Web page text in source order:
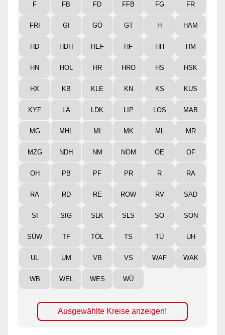
F FB FD FFB FG FR
FRI GI GÖ GT H HAM
HD HDH HEF HF HH HM
HN HOL HR HRO HS HSK
HX KB KLE KN KS KUS
KYF LA LDK LIP LOS MAB
MG MHL MI MK ML MR
MZG NDH NM NOM OE OF
OH PB PF PR R RA
RA RD RE ROW RV SAD
SI SIG SLK SLS SO SON
SÜW TF TÖL TS TÜ UH
UL UM VB VS WAF WAK
WB WEL WES WÜ
Ausgewählte Kreise anzeigen!